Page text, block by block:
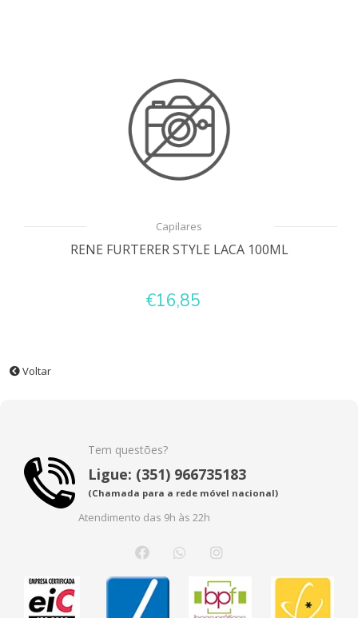
Capilares
RENE FURTERER STYLE LACA 100ML
€16,85
Voltar
Tem questões?
Ligue: (351) 966735183
(Chamada para a rede móvel nacional)
Atendimento das 9h às 22h